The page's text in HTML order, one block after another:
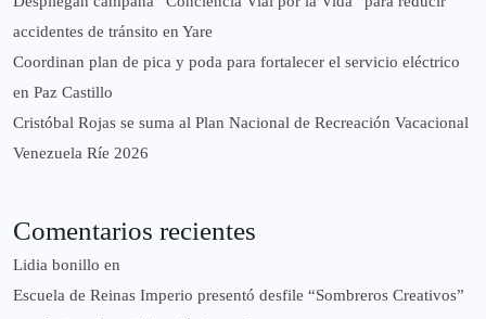
accidentes de tránsito en Yare
Coordinan plan de pica y poda para fortalecer el servicio eléctrico
en Paz Castillo
Cristóbal Rojas se suma al Plan Nacional de Recreación Vacacional
Venezuela Ríe 2026
Comentarios recientes
Lidia bonillo en
Escuela de Reinas Imperio presentó desfile “Sombreros Creativos”